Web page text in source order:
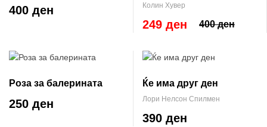
400 ден Колин Хувер
400 ден
249 ден
Роза за балерината
250 ден
Ќе има друг ден
Лори Нелсон Спилмен
390 ден